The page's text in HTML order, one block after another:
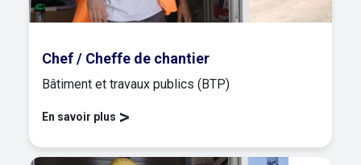
Chef / Cheffe de chantier
Bâtiment et travaux publics (BTP)
En savoir plus >